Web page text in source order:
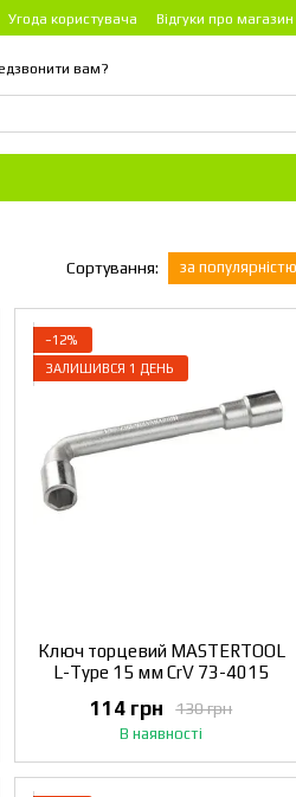
Угода користувача Відгуки про магазин
вам?
Сортування: за популярністю
−12%
ЗАЛИШИВСЯ 1 ДЕНЬ
Ключ торцевий MASTERTOOL
L-Type 15 мм CrV 73-4015
130 грн
114 грн
В наявності